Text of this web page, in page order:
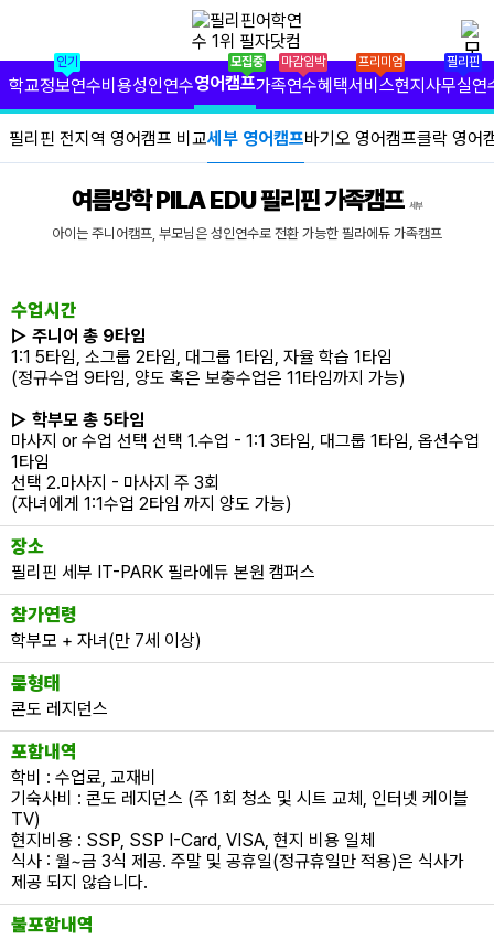
✕
필리핀 학원 정보
필리핀 연수 비용
유형별 필리핀 연수
필리핀 가족 연수
필자닷컴 현지 사무실
필리핀 연수정보
필자닷컴 이벤트
필리핀 출국준비
필리핀 조기유학
필리핀 연계연수
필자뉴스
인기
학교정보연수비용성인연수
모집중
영어캠프
마감임박
가족연수
프리미엄
혜택서비스
필리핀
현지사무실연
필리핀 전지역 영어캠프 비교세부 영어캠프바기오 영어캠프클락 영어
여름방학 PILA EDU 필리핀 가족캠프 세부
아이는 주니어캠프, 부모님은 성인연수로 전환 가능한 필라에듀 가족캠프
수업시간
▷ 주니어 총 9타임
1:1 5타임, 소그룹 2타임, 대그룹 1타임, 자율 학습 1타임
(정규수업 9타임, 양도 혹은 보충수업은 11타임까지 가능)
▷ 학부모 총 5타임
마사지 or 수업 선택 선택 1.수업 - 1:1 3타임, 대그룹 1타임, 옵션수업
1타임
선택 2.마사지 - 마사지 주 3회
(자녀에게 1:1수업 2타임 까지 양도 가능)
장소
필리핀 세부 IT-PARK 필라에듀 본원 캠퍼스
참가연령
학부모 + 자녀(만 7세 이상)
룸형태
콘도 레지던스
포함내역
학비 : 수업료, 교재비
기숙사비 : 콘도 레지던스 (주 1회 청소 및 시트 교체, 인터넷 케이블
TV)
현지비용 : SSP, SSP I-Card, VISA, 현지 비용 일체
식사 : 월~금 3식 제공. 주말 및 공휴일(정규휴일만 적용)은 식사가
제공 되지 않습니다.
불포함내역